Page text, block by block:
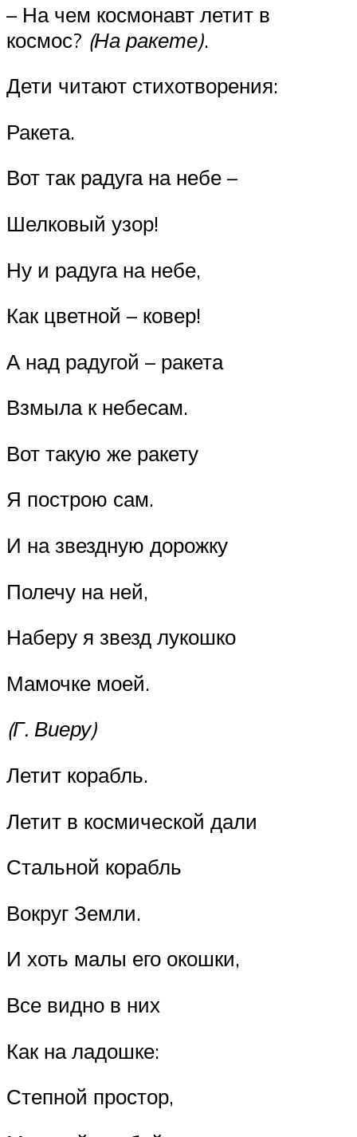
– На чем космонавт летит в
космос? (На ракете).
Дети читают стихотворения:
Ракета.
Вот так радуга на небе –
Шелковый узор!
Ну и радуга на небе,
Как цветной – ковер!
А над радугой – ракета
Взмыла к небесам.
Вот такую же ракету
Я построю сам.
И на звездную дорожку
Полечу на ней,
Наберу я звезд лукошко
Мамочке моей.
(Г. Виеру)
Летит корабль.
Летит в космической дали
Стальной корабль
Вокруг Земли.
И хоть малы его окошки,
Все видно в них
Как на ладошке:
Степной простор,